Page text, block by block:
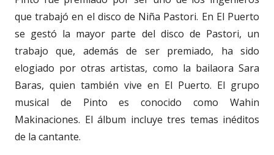
que trabajó en el disco de Niña Pastori. En El Puerto
se gestó la mayor parte del disco de Pastori, un
trabajo que, además de ser premiado, ha sido
elogiado por otras artistas, como la bailaora Sara
Baras, quien también vive en El Puerto. El grupo
musical de Pinto es conocido como Wahin
Makinaciones. El álbum incluye tres temas inéditos
de la cantante.